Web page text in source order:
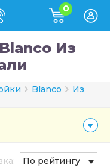
0
Из
Blanco
Из
По рейтингу